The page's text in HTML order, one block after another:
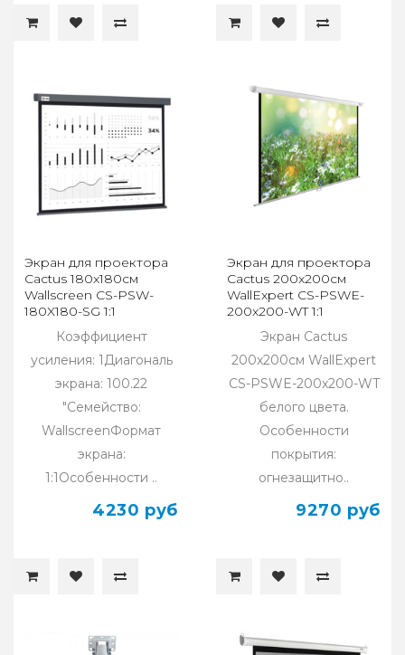
Экран для проектора
Cactus 180x180см
Wallscreen CS-PSW-
180X180-SG 1:1
настенно-потолочный
рул. сер.Коэффициент
усиления: 1Диагональ
экрана: 100.22
"Семейство:
WallscreenФормат
экрана:
1:1Особенности ..
4230 руб
Экран для проектора
Cactus 200x200см
WallExpert CS-PSWE-
200x200-WT 1:1
настенно-потолочный
рул. бел.Экран Cactus
200x200см WallExpert
CS-PSWE-200x200-WT
белого цвета.
Особенности
покрытия:
огнезащитно..
9270 руб